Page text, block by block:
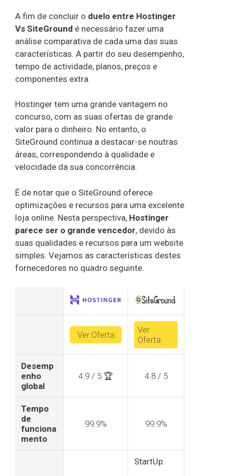
A fim de concluir o duelo entre Hostinger
Vs SiteGround é necessário fazer uma
análise comparativa de cada uma das suas
características. A partir do seu desempenho,
tempo de actividade, planos, preços e
componentes extra.
Hostinger tem uma grande vantagem no
concurso, com as suas ofertas de grande
valor para o dinheiro. No entanto, o
SiteGround continua a destacar-se noutras
áreas, correspondendo à qualidade e
velocidade da sua concorrência.
É de notar que o SiteGround oferece
optimizações e recursos para uma excelente
loja online. Nesta perspectiva, Hostinger
parece ser o grande vencedor, devido às
suas qualidades e recursos para um website
simples. Vejamos as características destes
fornecedores no quadro seguinte.
Ver Oferta
Ver
Oferta
Desemp
enho
global
4.9 / 5 🏆 4.8 / 5
Tempo
de
funciona
mento
99.9% 99.9%
StartUp: